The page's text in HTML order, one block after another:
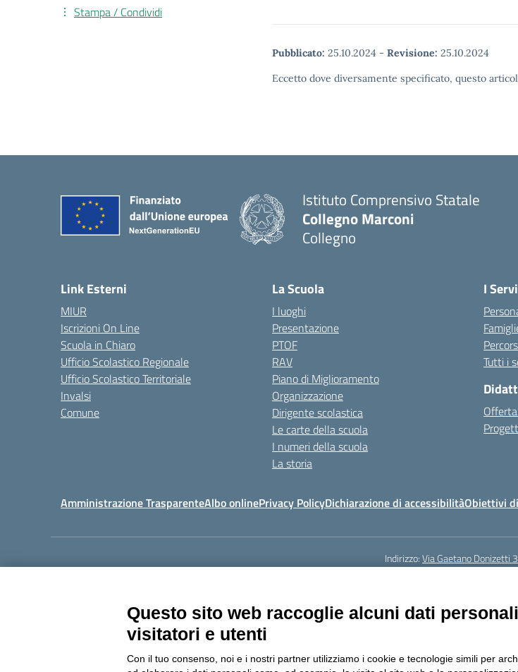
Pubblicato: 25.10.2024 - Revisione: 25.10.2024
Eccetto dove diversamente specificato, questo
Stampa / Condividi
Istituto Comprensivo Statale
Collegno Marconi
Collegno
Link Esterni
MIUR
Iscrizioni On Line
Scuola in Chiaro
Ufficio Scolastico Regionale
Ufficio Scolastico Territoriale
Invalsi
Comune
La Scuola
I luoghi
Presentazione
PTOF
RAV
Piano di Miglioramento
Organizzazione
Dirigente scolastica
Le carte della scuola
I numeri della scuola
La storia
I
Tutti i
Amministrazione TrasparenteAlbo onlinePrivacy PolicyDichiarazione di accessibilitàObiettivi
Indirizzo:Via Gaetano Donizetti
Codice meccanografico:
Questo sito web raccoglie alcuni dati
visitatori e utenti
Con il tuo consenso, noi e i nostri partner utilizziamo i cookie e tecnologie simili per